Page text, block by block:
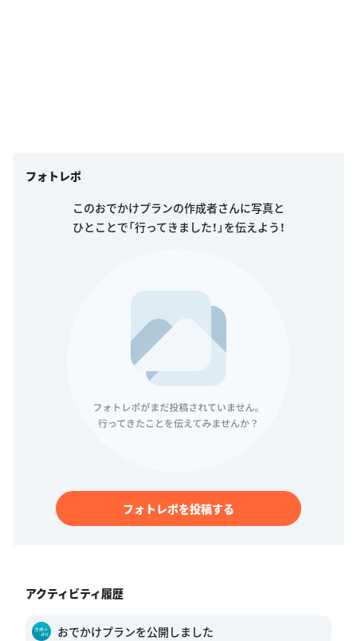
フォトレポ
このおでかけプランの作成者さんに写真と
ひとことで「行ってきました！」を伝えよう！
フォトレポを投稿する
アクティビティ履歴
おでかけプランを公開しました